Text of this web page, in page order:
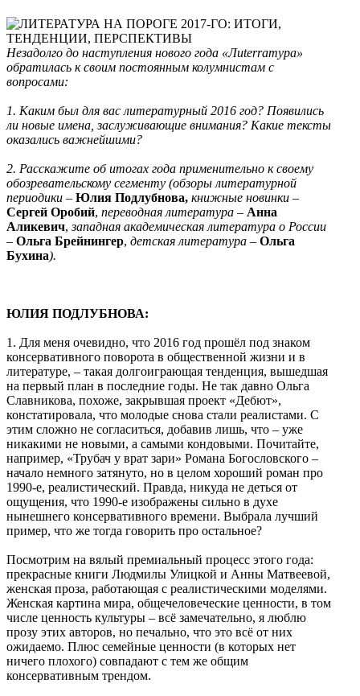
Незадолго до наступления нового года «Лиterraтура»
обратилась к своим постоянным колумнистам с
вопросами:
1. Каким был для вас литературный 2016 год? Появились
ли новые имена, заслуживающие внимания? Какие тексты
оказались важнейшими?
2. Расскажите об итогах года применительно к своему
обозревательскому сегменту (обзоры литературной
периодики – Юлия Подлубнова, книжные новинки –
Сергей Оробий, переводная литература – Анна
Аликевич,западная академическая литература о России
– Ольга Брейнингер, детская литература – Ольга
Бухина).
ЮЛИЯ ПОДЛУБНОВА:
1. Для меня очевидно, что 2016 год прошёл под знаком
консервативного поворота в общественной жизни и в
литературе, – такая долгоиграющая тенденция, вышедшая
на первый план в последние годы. Не так давно Ольга
Славникова, похоже, закрывшая проект «Дебют»,
констатировала, что молодые снова стали реалистами. С
этим сложно не согласиться, добавив лишь, что – уже
никакими не новыми, а самыми кондовыми. Почитайте,
например, «Трубач у врат зари» Романа Богословского –
начало немного затянуто, но в целом хороший роман про
1990-е, реалистический. Правда, никуда не деться от
ощущения, что 1990-е изображены сильно в духе
нынешнего консервативного времени. Выбрала лучший
пример, что же тогда говорить про остальное?
Посмотрим на вялый премиальный процесс этого года:
прекрасные книги Людмилы Улицкой и Анны Матвеевой,
женская проза, работающая с реалистическими моделями.
Женская картина мира, общечеловеческие ценности, в том
числе ценность культуры – всё замечательно, я люблю
прозу этих авторов, но печально, что это всё от них
ожидаемо. Плюс семейные ценности (в которых нет
ничего плохого) совпадают с тем же общим
консервативным трендом.